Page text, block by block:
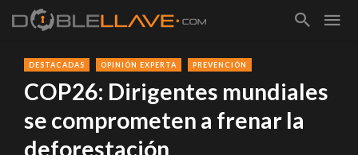
DESTACADAS OPINIÓN EXPERTA PREVENCIÓN
COP26: Dirigentes mundiales
se comprometen a frenar la
deforestación